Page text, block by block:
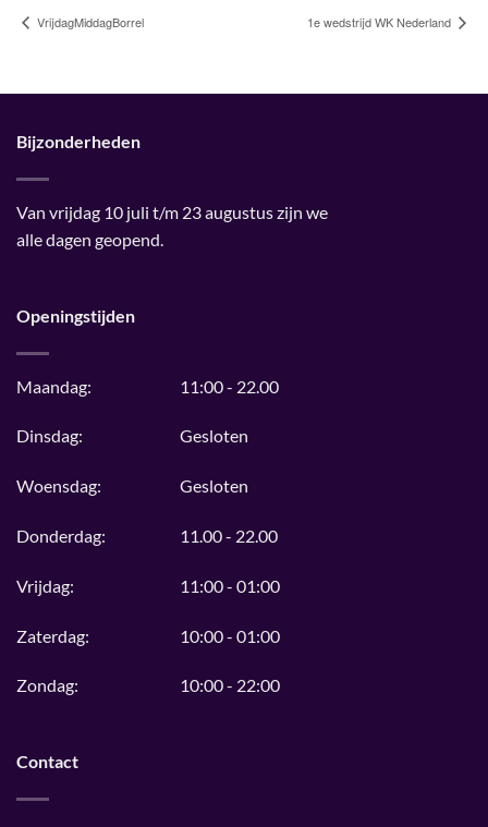
VrijdagMiddagBorrel 1e wedstrijd WK Nederland
Bijzonderheden
Van vrijdag 10 juli t/m 23 augustus zijn we
alle dagen geopend.
Openingstijden
Maandag:
Dinsdag:
Woensdag:
Donderdag:
Vrijdag:
Zaterdag:
Zondag:
11:00 - 22.00
Gesloten
Gesloten
11.00 - 22.00
11:00 - 01:00
10:00 - 01:00
10:00 - 22:00
Contact